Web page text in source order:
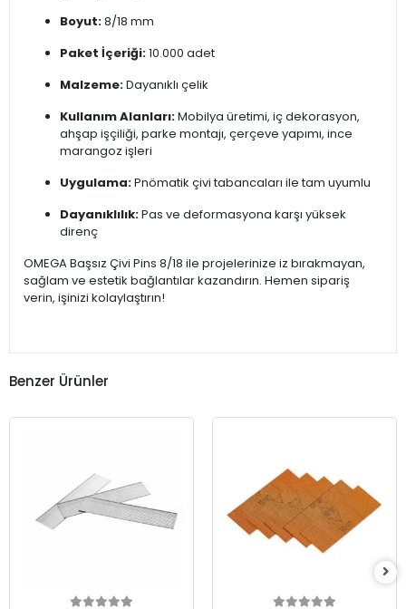
Boyut:8/18 mm
Paket İçeriği:10.000 adet
Malzeme:Dayanıklı çelik
Kullanım Alanları:Mobilya üretimi, iç dekorasyon,
ahşap işçiliği, parke montajı, çerçeve yapımı, ince
marangoz işleri
Uygulama:Pnömatik çivi tabancaları ile tam uyumlu
Dayanıklılık:Pas ve deformasyona karşı yüksek
direnç
OMEGA Başsız Çivi Pins 8/18 ile projelerinize iz bırakmayan,
sağlam ve estetik bağlantılar kazandırın. Hemen sipariş
verin, işinizi kolaylaştırın!
Benzer Ürünler